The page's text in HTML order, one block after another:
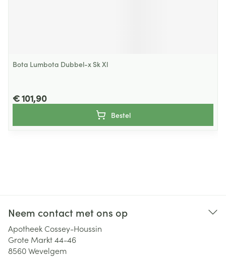
Bota Lumbota Dubbel-x Sk Xl
€ 101,90
Bestel
Neem contact met ons op
Apotheek Cossey-Houssin
Grote Markt 44-46
8560Wevelgem